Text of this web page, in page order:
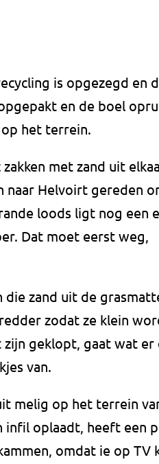
is opgezegd en
en de boel
het terrein.
met zand uit
naar Helvoirt gereden
loods ligt nog een
Dat moet eerst weg,
die zand uit de
zodat ze klein
geklopt, gaat wat er
van.
melig op het terrein
oplaadt, heeft een
omdat ie op TV